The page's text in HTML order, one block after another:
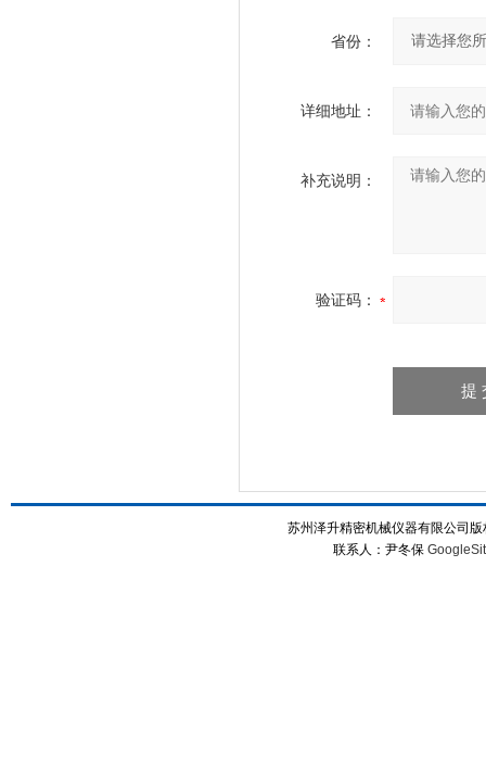
省份：
详细地址：
补充说明：
验证码：
苏州泽升精密机械仪器有限公司
联系人：尹冬保